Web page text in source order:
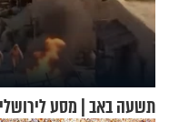
תשעה באב | מסע